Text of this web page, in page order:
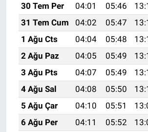
30 Tem Per
04:01 05:46
31 Tem Cum
04:02 05:47
1 Ağu Cts
04:04 05:48
2 Ağu Paz
04:05 05:49
3 Ağu Pts
04:07 05:49
4 Ağu Sal
04:08 05:50
5 Ağu Çar
04:10 05:51
6 Ağu Per
04:11 05:52